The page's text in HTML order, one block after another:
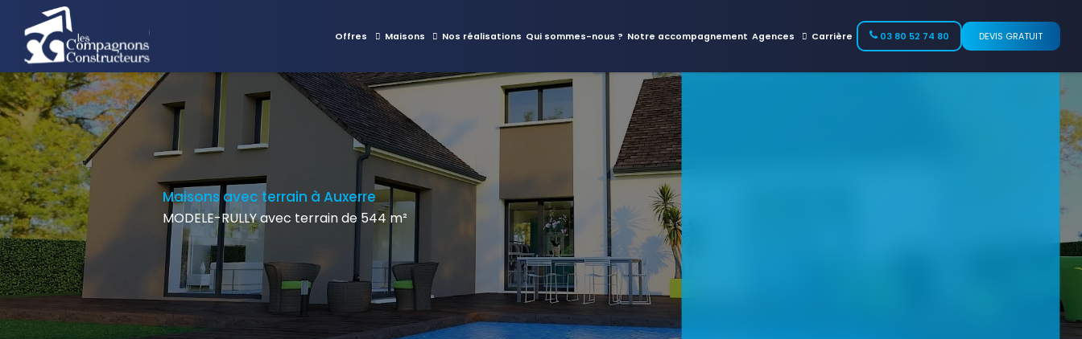
Offres Maisons Nos réalisations Qui sommes-nous ? Notre accompagnement Agences Carrière 03 80 52 74 80 DEVIS GRATUIT
Maisons avec terrain à Auxerre
MODELE-RULLY avec terrain de 544 m²